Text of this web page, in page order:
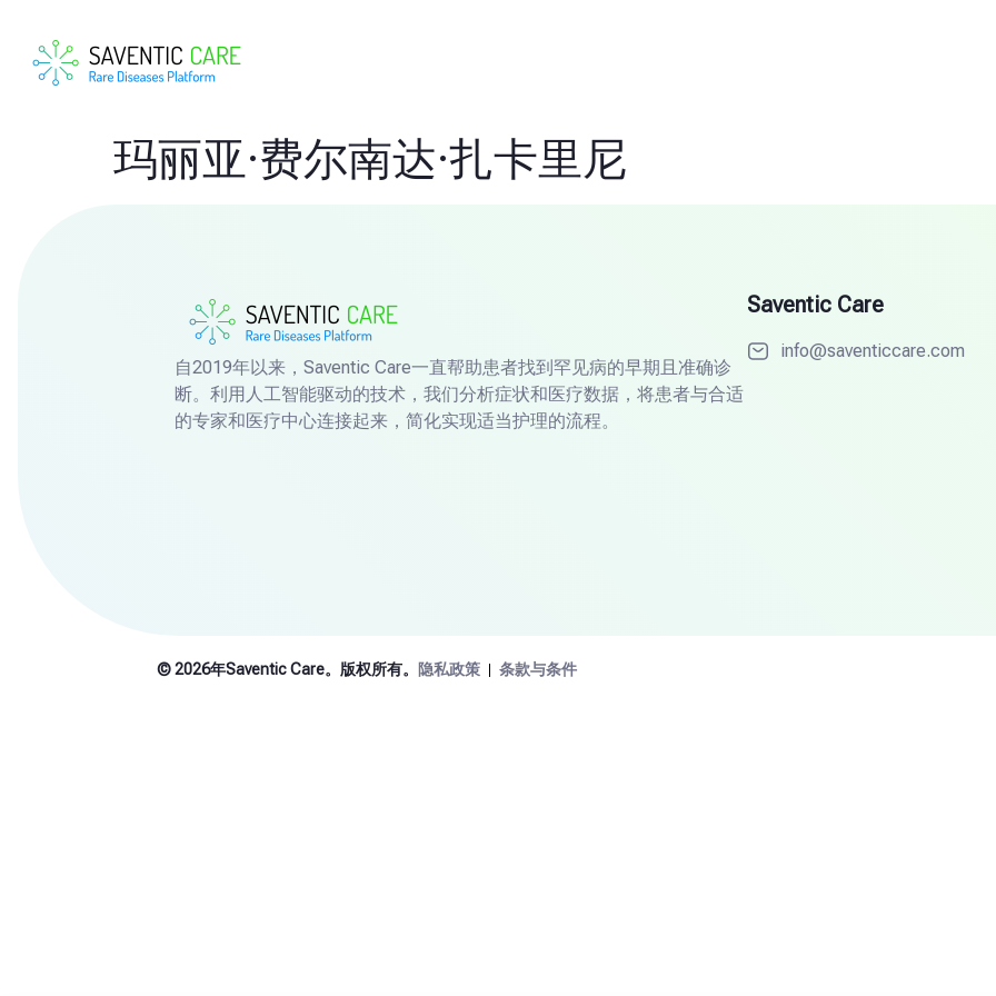
玛丽亚·费尔南达·扎卡里尼
自2019年以来，Saventic Care一直帮助患者找到罕见病的早期且准确诊
断。利用人工智能驱动的技术，我们分析症状和医疗数据，将患者与合适
的专家和医疗中心连接起来，简化实现适当护理的流程。
Saventic Care
info@saventiccare.com
© 2026年Saventic Care。版权所有。 隐私政策 条款与条件